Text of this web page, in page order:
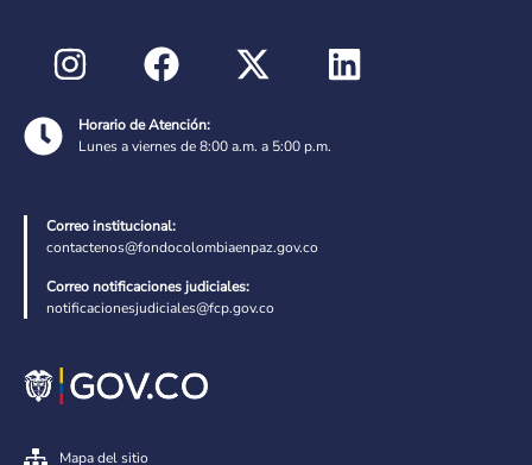
Horario de Atención:
Lunes a viernes de 8:00 a.m. a 5:00 p.m.
Correo institucional:
contactenos@fondocolombiaenpaz.gov.co
Correo notificaciones judiciales:
notificacionesjudiciales@fcp.gov.co
Mapa del sitio